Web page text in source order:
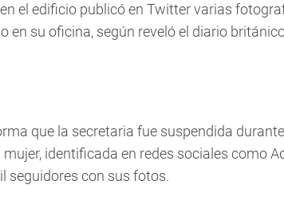
el edificio publicó en Twitter varias
en su oficina, según reveló el diario
que la secretaria fue suspendida
identificada en redes sociales como
seguidores con sus fotos.